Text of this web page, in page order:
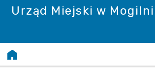
Urząd Miejski w